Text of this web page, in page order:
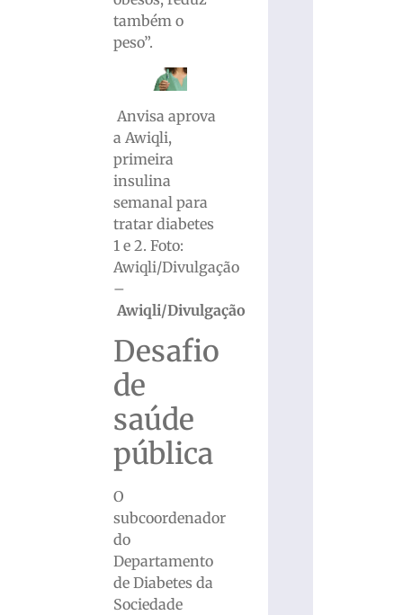
também o
peso”.
Anvisa aprova
a Awiqli,
primeira
insulina
semanal para
tratar diabetes
1 e 2. Foto:
Awiqli/Divulgação
–
Awiqli/Divulgação
Desafio
de
saúde
pública
O
subcoordenador
do
Departamento
de Diabetes da
Sociedade